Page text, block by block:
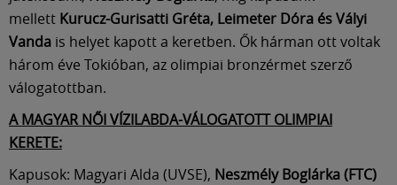
mellett Kurucz-Gurisatti Gréta, Leimeter Dóra és Vályi
Vanda is helyet kapott a keretben. Ők hárman ott voltak
három éve Tokióban, az olimpiai bronzérmet szerző
válogatottban.
A MAGYAR NŐI VÍZILABDA-VÁLOGATOTT OLIMPIAI
KERETE:
Kapusok: Magyari Alda (UVSE), Neszmély Boglárka (FTC)